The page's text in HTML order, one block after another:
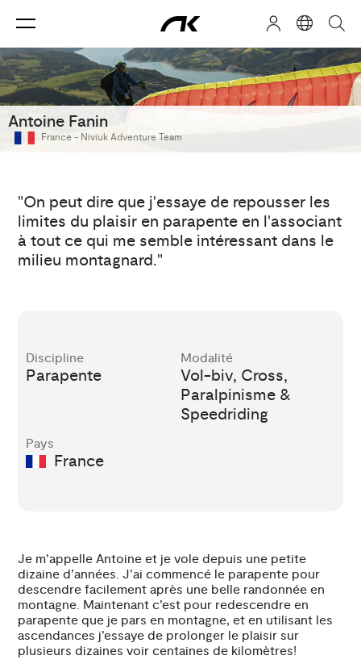
Antoine Fanin
France - Niviuk Adventure Team
"On peut dire que j'essaye de repousser les
limites du plaisir en parapente en l'associant
à tout ce qui me semble intéressant dans le
milieu montagnard."
Discipline
Parapente
Modalité
Vol-biv, Cross,
Paralpinisme &
Speedriding
Pays
France
Je m’appelle Antoine et je vole depuis une petite
dizaine d’années. J’ai commencé le parapente pour
descendre facilement après une belle randonnée en
montagne. Maintenant c’est pour redescendre en
parapente que je pars en montagne, et en utilisant les
ascendances j’essaye de prolonger le plaisir sur
plusieurs dizaines voir centaines de kilomètres!